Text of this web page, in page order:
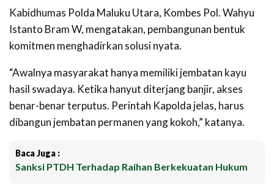
Kabidhumas Polda Maluku Utara, Kombes Pol. Wahyu
Istanto Bram W, mengatakan, pembangunan bentuk
komitmen menghadirkan solusi nyata.
“Awalnya masyarakat hanya memiliki jembatan kayu
hasil swadaya. Ketika hanyut diterjang banjir, akses
benar-benar terputus. Perintah Kapolda jelas, harus
dibangun jembatan permanen yang kokoh,” katanya.
Baca Juga :
Sanksi PTDH Terhadap Raihan Berkekuatan Hukum